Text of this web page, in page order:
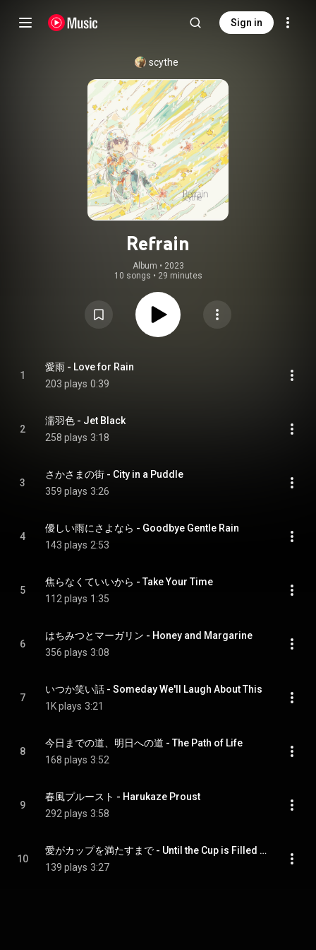
Sign in
scythe
Refrain
Album • 2023
10 songs • 29 minutes
1
愛雨 - Love for Rain
203 plays 0:39
2
濡羽色 - Jet Black
258 plays 3:18
3
さかさまの街 - City in a Puddle
359 plays 3:26
4
優しい雨にさよなら - Goodbye Gentle Rain
143 plays 2:53
5
焦らなくていいから - Take Your Time
112 plays 1:35
6
はちみつとマーガリン - Honey and Margarine
356 plays 3:08
7
いつか笑い話 - Someday We'll Laugh About This
1K plays 3:21
8
今日までの道、明日への道 - The Path of Life
168 plays 3:52
9
春風プルースト - Harukaze Proust
292 plays 3:58
10
愛がカップを満たすまで - Until the Cup is Filled With Love
139 plays 3:27